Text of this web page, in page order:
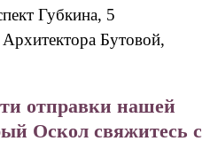
Губкина, 5
Бутовой,
отправки нашей
Оскол свяжитесь с